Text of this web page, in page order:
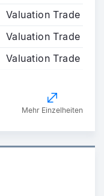
Valuation Trade
Valuation Trade
Valuation Trade
Mehr Einzelheiten